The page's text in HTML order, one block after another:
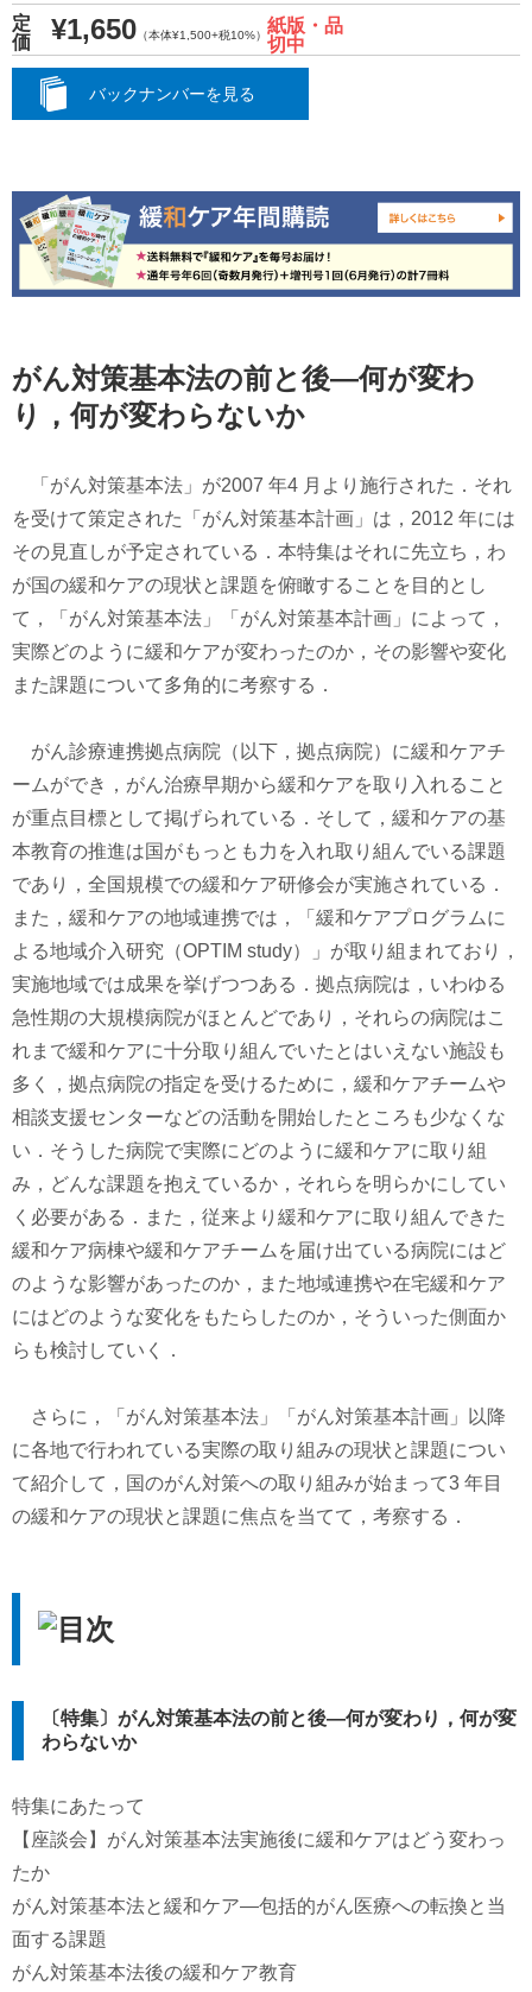
定
価
¥1,650 （本体¥1,500+税10%）紙版・品
切中
バックナンバーを見る
がん対策基本法の前と後―何が変わ
り，何が変わらないか
「がん対策基本法」が2007 年4 月より施行された．それ
を受けて策定された「がん対策基本計画」は，2012 年には
その見直しが予定されている．本特集はそれに先立ち，わ
が国の緩和ケアの現状と課題を俯瞰することを目的とし
て，「がん対策基本法」「がん対策基本計画」によって，
実際どのように緩和ケアが変わったのか，その影響や変化
また課題について多角的に考察する．
がん診療連携拠点病院（以下，拠点病院）に緩和ケアチ
ームができ，がん治療早期から緩和ケアを取り入れること
が重点目標として掲げられている．そして，緩和ケアの基
本教育の推進は国がもっとも力を入れ取り組んでいる課題
であり，全国規模での緩和ケア研修会が実施されている．
また，緩和ケアの地域連携では，「緩和ケアプログラムに
よる地域介入研究（OPTIM study）」が取り組まれており，
実施地域では成果を挙げつつある．拠点病院は，いわゆる
急性期の大規模病院がほとんどであり，それらの病院はこ
れまで緩和ケアに十分取り組んでいたとはいえない施設も
多く，拠点病院の指定を受けるために，緩和ケアチームや
相談支援センターなどの活動を開始したところも少なくな
い．そうした病院で実際にどのように緩和ケアに取り組
み，どんな課題を抱えているか，それらを明らかにしてい
く必要がある．また，従来より緩和ケアに取り組んできた
緩和ケア病棟や緩和ケアチームを届け出ている病院にはど
のような影響があったのか，また地域連携や在宅緩和ケア
にはどのような変化をもたらしたのか，そういった側面か
らも検討していく．
さらに，「がん対策基本法」「がん対策基本計画」以降
に各地で行われている実際の取り組みの現状と課題につい
て紹介して，国のがん対策への取り組みが始まって3 年目
の緩和ケアの現状と課題に焦点を当てて，考察する．
〔特集〕がん対策基本法の前と後―何が変わり，何が変
わらないか
特集にあたって
【座談会】がん対策基本法実施後に緩和ケアはどう変わっ
たか
がん対策基本法と緩和ケア―包括的がん医療への転換と当
面する課題
がん対策基本法後の緩和ケア教育